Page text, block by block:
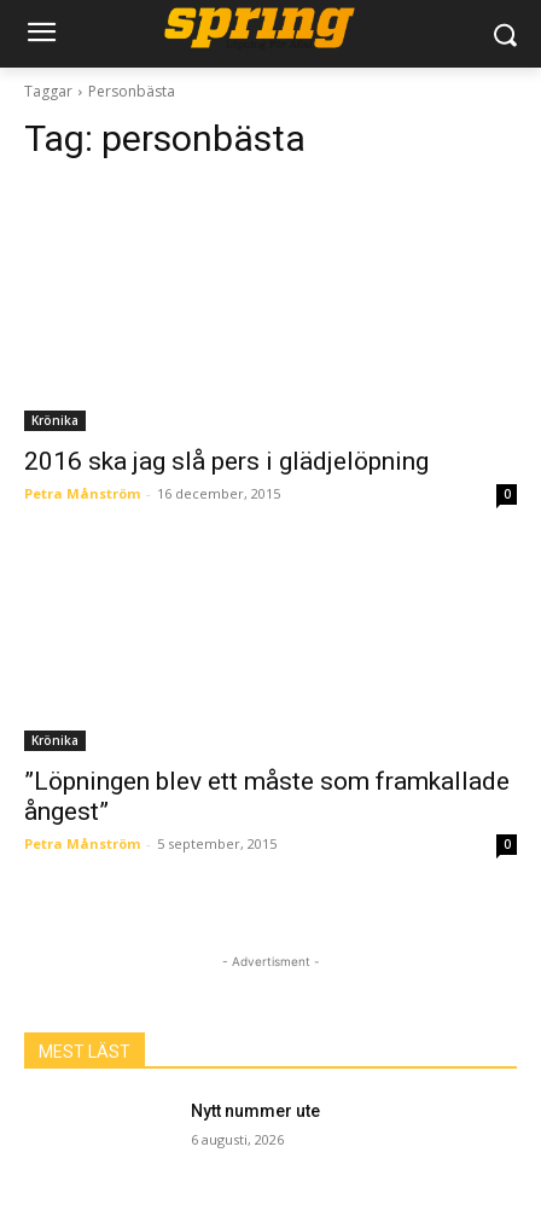
Taggar Personbästa
Tag: personbästa
Krönika
2016 ska jag slå pers i glädjelöpning
Petra Månström - 16 december, 2015 0
Krönika
”Löpningen blev ett måste som framkallade
ångest”
Petra Månström - 5 september, 2015 0
- Advertisment -
MEST LÄST
Nytt nummer ute
6 augusti, 2026